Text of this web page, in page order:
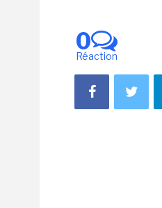
0
Réaction